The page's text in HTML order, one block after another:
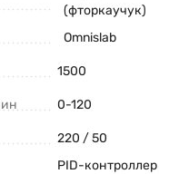
(фторкаучук)
Omnislab
1500
0-120
220 / 50
PID-контроллер